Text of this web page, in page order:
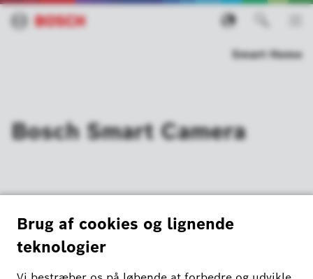
Smart Home
Bosch Smart Camera
Bosch Smart Camera